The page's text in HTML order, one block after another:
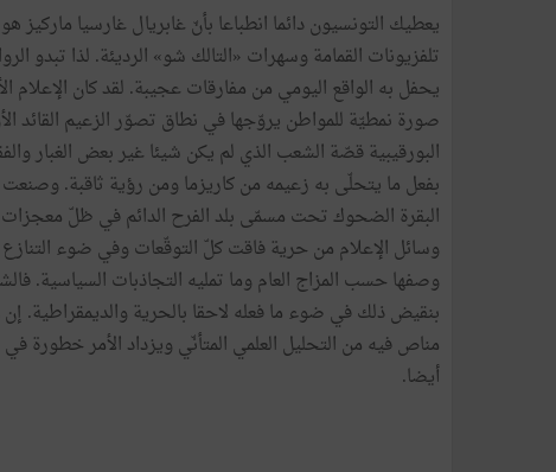
يعطيك التونسيون دائما انطباعا بأنّ غابريال غارسيا
تلفزيونات القمامة وسهرات «التالك شو» الرديئة. لذا تبدو
يحفل به الواقع اليومي من مفارقات عجيبة. لقد كان الإعلام
صورة نمطيّة للمواطن يروّجها في نطاق تصوّر الزعيم القائد
البورقيبية قصّة الشعب الذي لم يكن شيئا غير بعض الغبار
بفعل ما يتحلّى به زعيمه من كاريزما ومن رؤية ثاقبة.
البقرة الضحوك تحت مسمّى بلد الفرح الدائم في ظلّ معجزات
وسائل الإعلام من حرية فاقت كلّ التوقّعات وفي ضوء
وصفها حسب المزاج العام وما تمليه التجاذبات السياسية.
بنقيض ذلك في ضوء ما فعله لاحقا بالحرية
مناص فيه من التحليل العلمي المتأنّي ويزداد الأمر خطورة
أيضا.